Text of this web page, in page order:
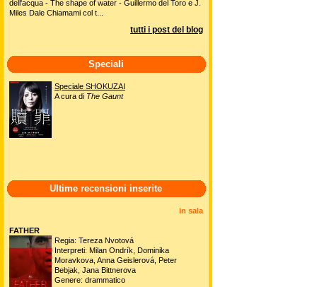
dell'acqua - The shape of water - Guillermo del Toro e J.
Miles Dale Chiamami col t...
tutti i post del blog
Speciali
Speciale SHOKUZAI
A cura di The Gaunt
Ultime recensioni inserite
in sala
FATHER
Regia: Tereza Nvotová
Interpreti: Milan Ondrík, Dominika
Moravkova, Anna Geislerová, Peter
Bebjak, Jana Bittnerova
Genere: drammatico